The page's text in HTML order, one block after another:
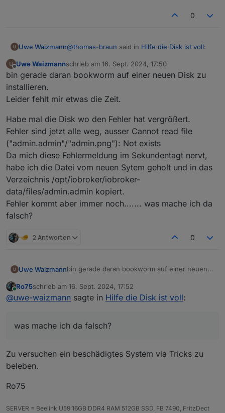
0
Uwe Waizmann@thomas-braun said in Hilfe die Disk ist voll:
@uwe-waizmann
mussten, weil die nicht wiederherstellbar
[Sat Sep 14 15:59:25 2024] EXT4-fs
[Sat Sep 14 15:59:25 2024] EXT4-fs
[Sat Sep 14 15:59:26 2024] EXT4-fs
Uwe Waizmannschrieb am 16. Sept. 2024, 17:50
zuletzt editiert von
bin gerade daran bookworm auf einer neuen Disk zu
installieren.
Leider fehlt mir etwas die Zeit.
Habe mal die Disk wo den Fehler hat vergrößert.
Fehler sind jetzt alle weg, ausser Cannot read file
("admin.admin"/"admin.png"): Not exists
Da mich diese Fehlermeldung im Sekundentagt nervt,
habe ich die Datei vom neuen Sytem geholt und in das
Verzeichnis /opt/iobroker/iobroker-
data/files/admin.admin kopiert.
Fehler kommt aber immer noch....... was mache ich da
falsch?
2 Antworten 0
Uwe Waizmannbin gerade daran bookworm auf einer neuen
Leider fehlt mir etwas die Zeit.
Habe mal die Disk wo den Fehler hat
vergrößert.
Da mich diese Fehlermeldung im Sekundentagt
/opt/iobroker/iobroker-data/files/admin.admin
Ro75schrieb am 16. Sept. 2024, 17:52
zuletzt editiert von
@uwe-waizmann sagte in Hilfe die Disk ist voll:
was mache ich da falsch?
Zu versuchen ein beschädigtes System via Tricks zu
beleben.
Ro75
SERVER = Beelink U59 16GB DDR4 RAM 512GB SSD, FB 7490, FritzDect